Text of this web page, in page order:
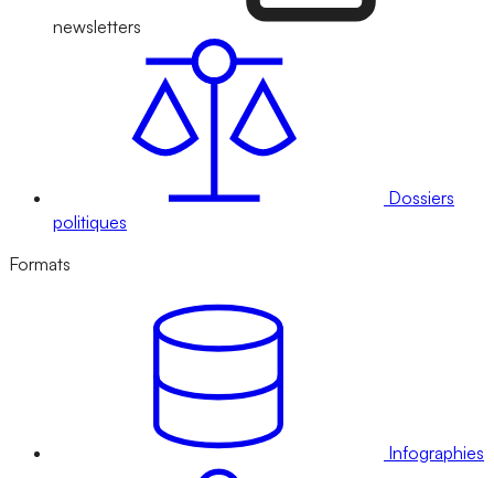
newsletters
Dossiers
politiques
Formats
Infographies